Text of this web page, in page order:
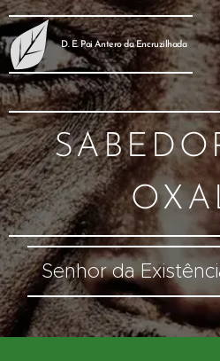
D. E. Pai Antero da Encruzilhada
Senhor da